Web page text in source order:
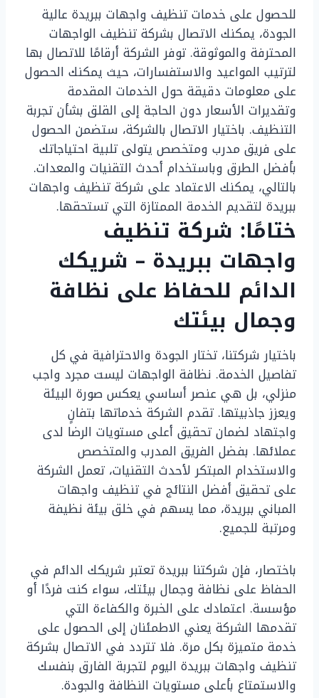
للحصول على خدمات تنظيف واجهات ببريدة عالية
الجودة، يمكنك الاتصال بشركة تنظيف الواجهات
المحترفة والموثوقة. توفر الشركة أرقامًا للاتصال بها
لترتيب المواعيد والاستفسارات، حيث يمكنك الحصول
على معلومات دقيقة حول الخدمات المقدمة
وتقديرات الأسعار دون الحاجة إلى القلق بشأن تجربة
التنظيف. باختيار الاتصال بالشركة، ستضمن الحصول
على فريق مدرب ومتخصص يتولى تلبية احتياجاتك
بأفضل الطرق وباستخدام أحدث التقنيات والمعدات.
بالتالي، يمكنك الاعتماد على شركة تنظيف واجهات
ببريدة لتقديم الخدمة الممتازة التي تستحقها.
ختامًا: شركة تنظيف
واجهات ببريدة – شريكك
الدائم للحفاظ على نظافة
وجمال بيئتك
باختيار شركتنا، تختار الجودة والاحترافية في كل
تفاصيل الخدمة. نظافة الواجهات ليست مجرد واجب
منزلي، بل هي عنصر أساسي يعكس صورة البيئة
ويعزز جاذبيتها. تقدم الشركة خدماتها بتفانٍ
واجتهاد لضمان تحقيق أعلى مستويات الرضا لدى
عملائها. بفضل الفريق المدرب والمتخصص
والاستخدام المبتكر لأحدث التقنيات، تعمل الشركة
على تحقيق أفضل النتائج في تنظيف واجهات
المباني ببريدة، مما يسهم في خلق بيئة نظيفة
ومرتبة للجميع.
باختصار، فإن شركتنا ببريدة تعتبر شريكك الدائم في
الحفاظ على نظافة وجمال بيئتك، سواء كنت فردًا أو
مؤسسة. اعتمادك على الخبرة والكفاءة التي
تقدمها الشركة يعني الاطمئنان إلى الحصول على
خدمة متميزة بكل مرة. فلا تتردد في الاتصال بشركة
تنظيف واجهات ببريدة اليوم لتجربة الفارق بنفسك
والاستمتاع بأعلى مستويات النظافة والجودة.